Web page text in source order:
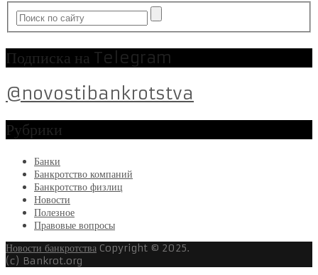
Подписка на Telegram
@novostibankrotstva
Рубрики
Банки
Банкротство компаний
Банкротство физлиц
Новости
Полезное
Правовые вопросы
Новости банкротства Copyright © 2025.
(c) Bankrot.org